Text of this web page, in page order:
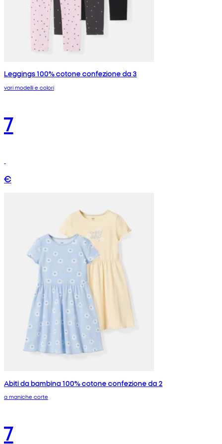
Leggings 100% cotone confezione da 3
vari modelli e colori
7
€
Abiti da bambina 100% cotone confezione da 2
a maniche corte
7